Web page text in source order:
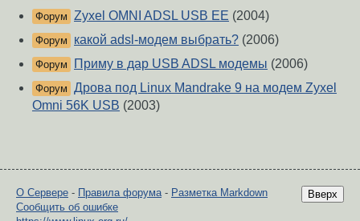
Форум Zyxel OMNI ADSL USB EE (2004)
Форум какой adsl-модем выбрать? (2006)
Форум Приму в дар USB ADSL модемы (2006)
Форум Дрова под Linux Mandrake 9 на модем Zyxel
Omni 56K USB (2003)
Вверх
О Сервере - Правила форума- Разметка Markdown
Сообщить об ошибке